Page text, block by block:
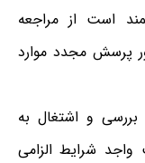
است از مراجعه
پرسش مجدد موارد
بررسی و اشتغال به
شرایط الزامی